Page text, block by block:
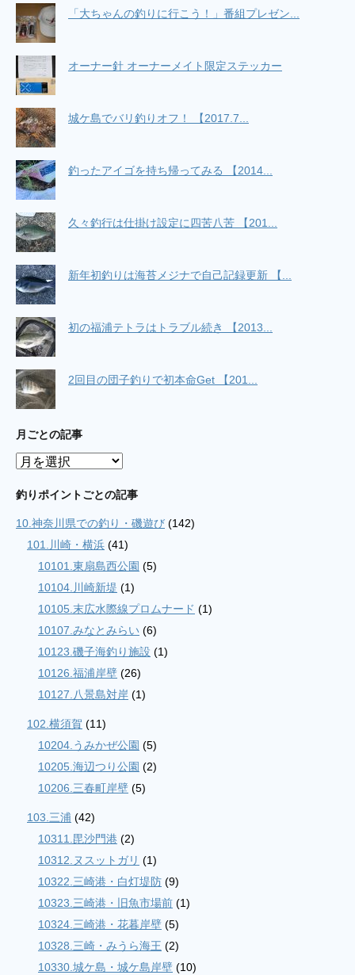
Powered by livedoor 相互RSS
「大ちゃんの釣りに行こう！」番組プレゼン...
オーナー針 オーナーメイト限定ステッカー
城ケ島でバリ釣りオフ！ 【2017.7...
釣ったアイゴを持ち帰ってみる 【2014...
久々釣行は仕掛け設定に四苦八苦 【201...
新年初釣りは海苔メジナで自己記録更新 【...
初の福浦テトラはトラブル続き 【2013...
2回目の団子釣りで初本命Get 【201...
月ごとの記事
月
と
記
釣りポイントごとの記事
10.神奈川県での釣り・磯遊び (142)
101.川崎・横浜 (41)
10101.東扇島西公園 (5)
10104.川崎新堤 (1)
10105.末広水際線プロムナード (1)
10107.みなとみらい (6)
10123.磯子海釣り施設 (1)
10126.福浦岸壁 (26)
10127.八景島対岸 (1)
102.横須賀 (11)
10204.うみかぜ公園 (5)
10205.海辺つり公園 (2)
10206.三春町岸壁 (5)
103.三浦 (42)
10311.毘沙門港 (2)
10312.ヌスットガリ (1)
10322.三崎港・白灯堤防 (9)
10323.三崎港・旧魚市場前 (1)
10324.三崎港・花暮岸壁 (5)
10328.三崎・みうら海王 (2)
10330.城ケ島・城ケ島岸壁 (10)